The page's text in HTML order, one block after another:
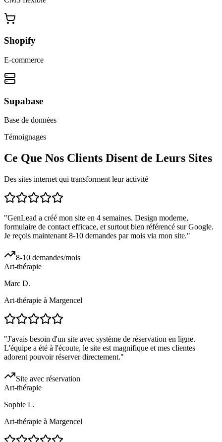
Shopify
E-commerce
Supabase
Base de données
Témoignages
Ce Que Nos Clients Disent de Leurs Sites
Des sites internet qui transforment leur activité
"GenLead a créé mon site en 4 semaines. Design moderne,
formulaire de contact efficace, et surtout bien référencé sur Google.
Je reçois maintenant 8-10 demandes par mois via mon site."
8-10 demandes/mois
Art-thérapie
Marc D.
Art-thérapie à Margencel
"J'avais besoin d'un site avec système de réservation en ligne.
L'équipe a été à l'écoute, le site est magnifique et mes clientes
adorent pouvoir réserver directement."
Site avec réservation
Art-thérapie
Sophie L.
Art-thérapie à Margencel